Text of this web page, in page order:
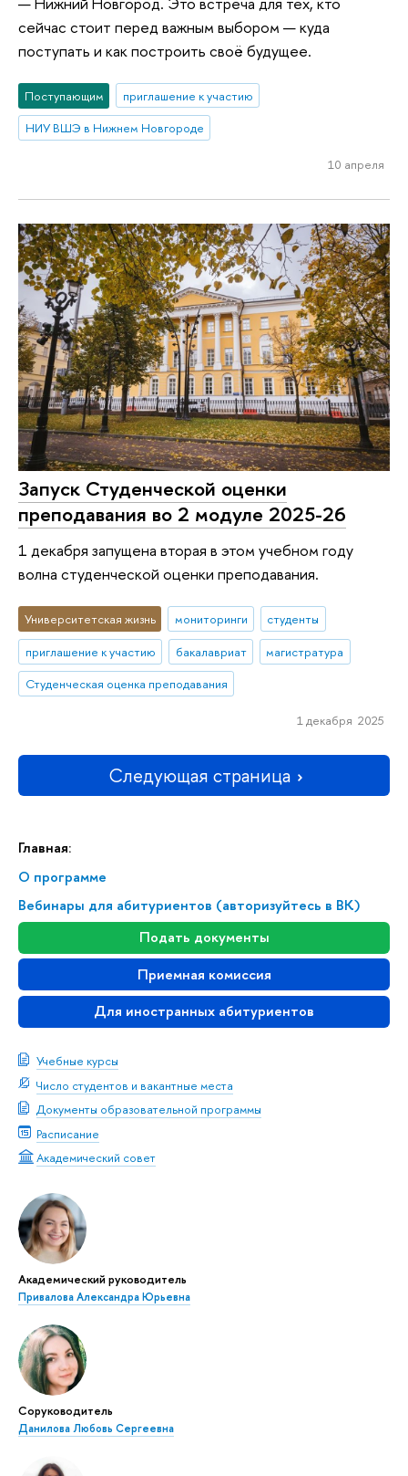
Главная:
О программе
Вебинары для абитуриентов (авторизуйтесь в ВК)
Подать документы
Приемная комиссия
Для иностранных абитуриентов
Учебные курсы
Число студентов и вакантные места
Документы образовательной программы
Расписание
Академический совет
Академический руководитель
Привалова Александра Юрьевна
Соруководитель
Данилова Любовь Сергеевна
сейчас стоит перед важным выбором — куда
поступать и как построить своё будущее.
Поступающим
приглашение к участию
НИУ ВШЭ в Нижнем Новгороде
10 апреля
Запуск Студенческой оценки
преподавания во 2 модуле 2025-26
1 декабря запущена вторая в этом учебном году
волна студенческой оценки преподавания.
Университетская жизнь мониторинги
студенты
приглашение к участию
бакалавриат
магистратура
Студенческая оценка преподавания
1 декабря 2025
Следующая страница